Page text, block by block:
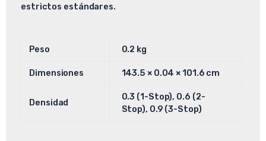
estrictos estándares.
Peso 0.2 kg
Dimensiones 143.5 × 0.04 × 101.6 cm
Densidad
0.3 (1-Stop), 0.6 (2-
Stop), 0.9 (3-Stop)